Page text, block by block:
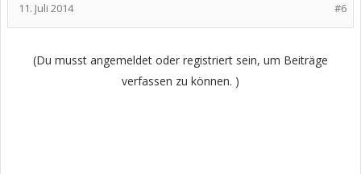
#6
11. Juli 2014
(Du musst angemeldet oder registriert sein, um Beiträge
verfassen zu können. )